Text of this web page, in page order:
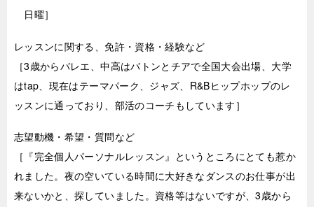
日曜］
レッスンに関する、免許・資格・経験など
［3歳からバレエ、中高はバトンとチアで全国大会出場、大学
はtap、現在はテーマパーク、ジャズ、R&Bヒップホップのレ
ッスンに通っており、部活のコーチもしています］
志望動機・希望・質問など
［『完全個人パーソナルレッスン』というところにとても惹か
れました。夜の空いている時間に大好きなダンスのお仕事が出
来ないかと、探していました。資格等はないですが、3歳から